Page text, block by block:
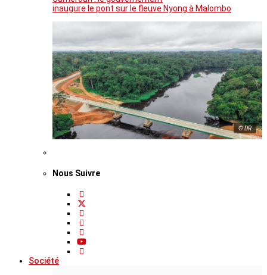
inaugure le pont sur le fleuve Nyong à Malombo
© DR
Nous Suivre
Société